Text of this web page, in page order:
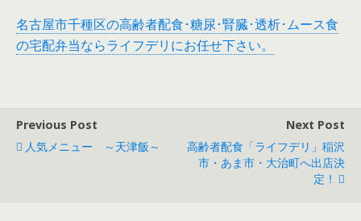
名古屋市千種区の高齢者配食･糖尿･腎臓･透析･ムース食
の宅配弁当ならライフデリにお任せ下さい。
Previous Post
人気メニュー ～天津飯～
Next Post
高齢者配食「ライフデリ」稲沢
市・あま市・大治町へ出店決
定！